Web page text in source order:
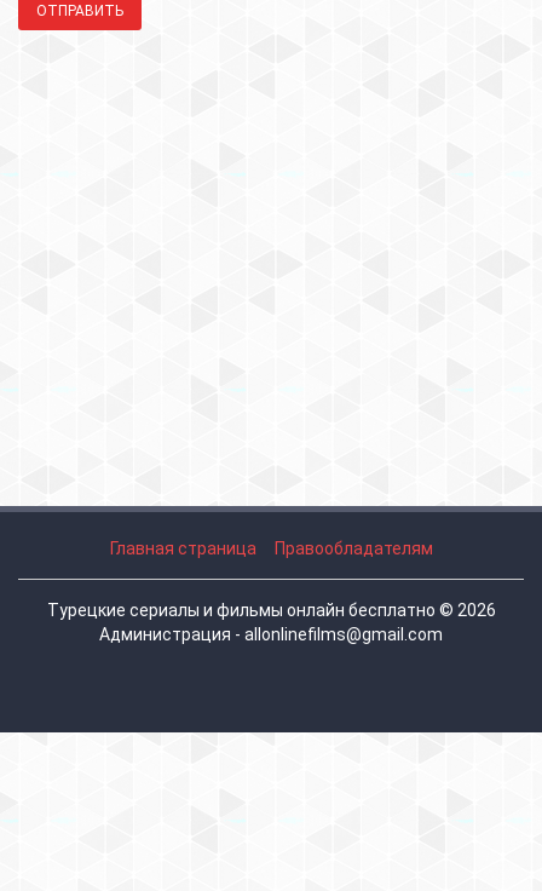
ОТПРАВИТЬ
Главная страница Правообладателям
Турецкие сериалы и фильмы онлайн бесплатно © 2026
Администрация - allonlinefilms@gmail.com